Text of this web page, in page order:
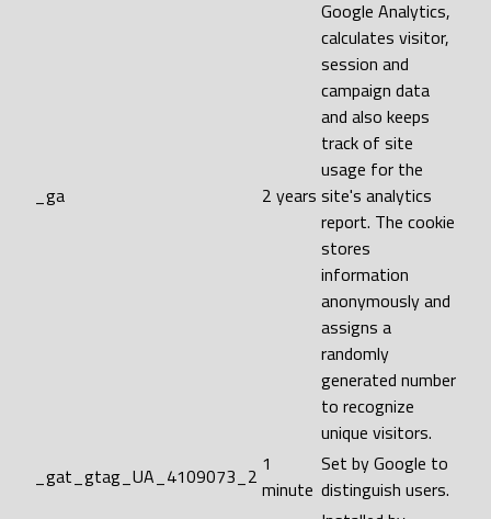
_ga 2 years
Google Analytics,
calculates visitor,
session and
campaign data
and also keeps
track of site
usage for the
site's analytics
report. The cookie
stores
information
anonymously and
assigns a
randomly
generated number
to recognize
unique visitors.
_gat_gtag_UA_4109073_2 1
minute
Set by Google to
distinguish users.